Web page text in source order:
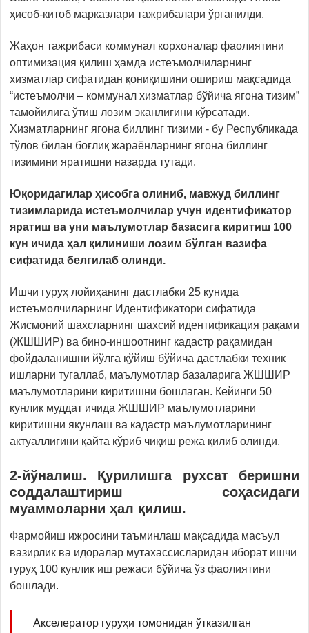
ҳисоб-китоб марказлари тажрибалари ўрганилди.
Жаҳон тажрибаси коммунал корхоналар фаолиятини
оптимизация қилиш ҳамда истеъмолчиларнинг
хизматлар сифатидан қониқишини ошириш мақсадида
“истеъмолчи – коммунал хизматлар бўйича ягона тизим”
тамойилига ўтиш лозим эканлигини кўрсатади.
Хизматларнинг ягона биллинг тизими - бу Республикада
тўлов билан боғлиқ жараёнларнинг ягона биллинг
тизимини яратишни назарда тутади.
Юқоридагилар ҳисобга олиниб, мавжуд биллинг
тизимларида истеъмолчилар учун идентификатор
яратиш ва уни маълумотлар базасига киритиш 100
кун ичида ҳал қилиниши лозим бўлган вазифа
сифатида белгилаб олинди.
Ишчи гуруҳ лойиҳанинг дастлабки 25 кунида
истеъмолчиларнинг Идентификатори сифатида
Жисмоний шахсларнинг шахсий идентификация рақами
(ЖШШИР) ва бино-иншоотнинг кадастр рақамидан
фойдаланишни йўлга қўйиш бўйича дастлабки техник
ишларни тугаллаб, маълумотлар базаларига ЖШШИР
маълумотларини киритишни бошлаган. Кейинги 50
кунлик муддат ичида ЖШШИР маълумотларини
киритишни якунлаш ва кадастр маълумотларининг
актуаллигини қайта кўриб чиқиш режа қилиб олинди.
2-йўналиш. Қурилишга рухсат беришни
соддалаштириш соҳасидаги
муаммоларни ҳал қилиш.
Фармойиш ижросини таъминлаш мақсадида масъул
вазирлик ва идоралар мутахассисларидан иборат ишчи
гуруҳ 100 кунлик иш режаси бўйича ўз фаолиятини
бошлади.
Акселератор гуруҳи томонидан ўтказилган